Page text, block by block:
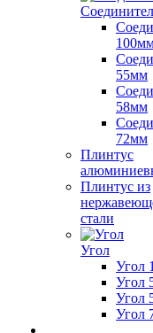
55мм
58мм
72мм
Плинтус
Плинтус из
стали
Угол
Угол
Угол
Угол
Угол